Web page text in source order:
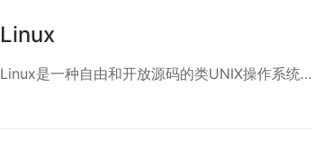
Linux
Linux是一种自由和开放源码的类UNIX操作系统…